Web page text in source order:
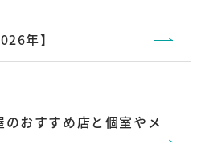
年】
のおすすめ店と個室やメ